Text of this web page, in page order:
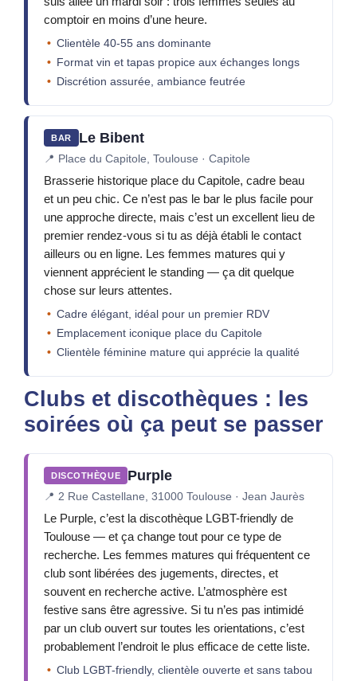
comptoir en moins d’une heure.
Clientèle 40-55 ans dominante
Format vin et tapas propice aux échanges longs
Discrétion assurée, ambiance feutrée
BAR Le Bibent
📍 Place du Capitole, Toulouse · Capitole
Brasserie historique place du Capitole, cadre beau
et un peu chic. Ce n’est pas le bar le plus facile pour
une approche directe, mais c’est un excellent lieu de
premier rendez-vous si tu as déjà établi le contact
ailleurs ou en ligne. Les femmes matures qui y
viennent apprécient le standing — ça dit quelque
chose sur leurs attentes.
Cadre élégant, idéal pour un premier RDV
Emplacement iconique place du Capitole
Clientèle féminine mature qui apprécie la qualité
Clubs et discothèques : les
soirées où ça peut se passer
DISCOTHÈQUE Purple
📍 2 Rue Castellane, 31000 Toulouse · Jean Jaurès
Le Purple, c’est la discothèque LGBT-friendly de
Toulouse — et ça change tout pour ce type de
recherche. Les femmes matures qui fréquentent ce
club sont libérées des jugements, directes, et
souvent en recherche active. L’atmosphère est
festive sans être agressive. Si tu n’es pas intimidé
par un club ouvert sur toutes les orientations, c’est
probablement l’endroit le plus efficace de cette liste.
Club LGBT-friendly, clientèle ouverte et sans tabou